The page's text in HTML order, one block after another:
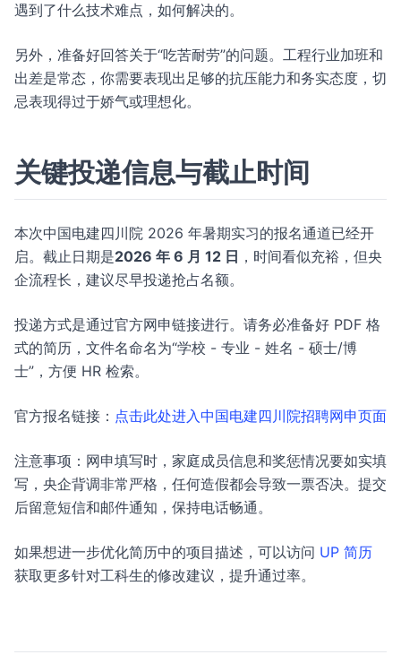
遇到了什么技术难点，如何解决的。
另外，准备好回答关于“吃苦耐劳”的问题。工程行业加班和
出差是常态，你需要表现出足够的抗压能力和务实态度，切
忌表现得过于娇气或理想化。
关键投递信息与截止时间
本次中国电建四川院 2026 年暑期实习的报名通道已经开
启。截止日期是2026 年 6 月 12 日 ，时间看似充裕，但央
企流程长，建议尽早投递抢占名额。
投递方式是通过官方网申链接进行。请务必准备好 PDF 格
式的简历，文件名命名为“学校 - 专业 - 姓名 - 硕士/博
士”，方便 HR 检索。
官方报名链接： 点击此处进入中国电建四川院招聘网申页面
注意事项：网申填写时，家庭成员信息和奖惩情况要如实填
写，央企背调非常严格，任何造假都会导致一票否决。提交
后留意短信和邮件通知，保持电话畅通。
如果想进一步优化简历中的项目描述，可以访问 UP 简历
获取更多针对工科生的修改建议，提升通过率。